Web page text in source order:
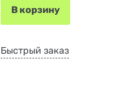
В корзину
Быстрый заказ